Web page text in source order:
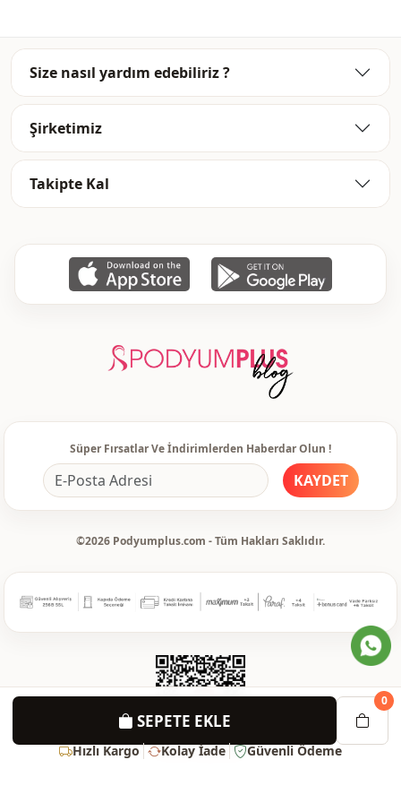
SEPETE EKLE
0
Hızlı Kargo Kolay İade Güvenli Ödeme
Sti̇l Spor
Dokuma ti̇pi̇ Dokuma
Kalinlik
Kalip
Bel Beli lastikli
Çift cepli
Rahat ev
Size nasıl yardım edebiliriz ?
Şirketimiz
Takipte Kal
Süper Fırsatlar Ve İndirimlerden Haberdar Olun !
KAYDET
©2026 Podyumplus.com - Tüm Hakları Saklıdır.